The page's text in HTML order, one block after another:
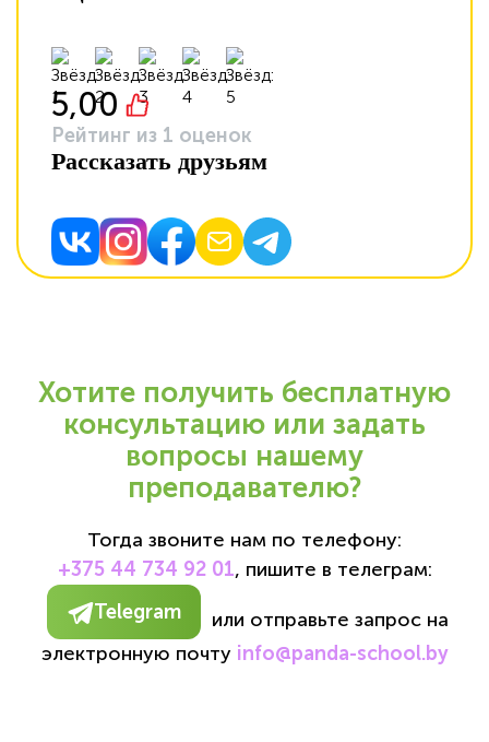
5,00
Рейтинг из 1 оценок
Рассказать друзьям
Хотите получить бесплатную
консультацию или задать
вопросы нашему
преподавателю?
Тогда звоните нам по телефону:
+375 44 734 92 01, пишите в телеграм:
Telegram
или отправьте запрос на
электронную почту info@panda-school.by